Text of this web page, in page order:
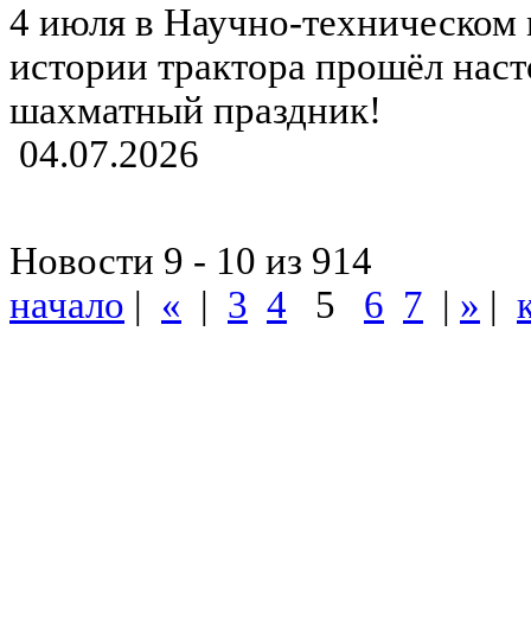
4 июля в Научно-техническом
истории трактора прошёл
шахматный праздник!
04.07.2026
Новости 9 - 10 из 914
начало | « | 3 4 5 6 7 | » |